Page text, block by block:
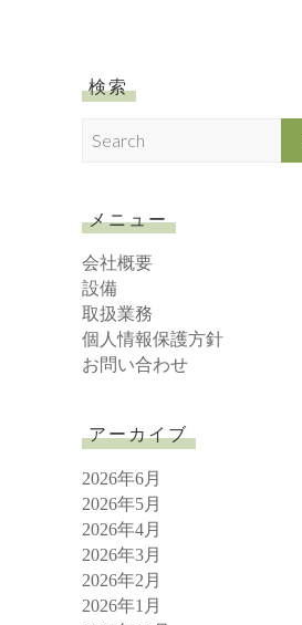
検索
c
h
メニュー
会社概要
設備
取扱業務
個人情報保護方針
お問い合わせ
アーカイブ
2026年6月
2026年5月
2026年4月
2026年3月
2026年2月
2026年1月